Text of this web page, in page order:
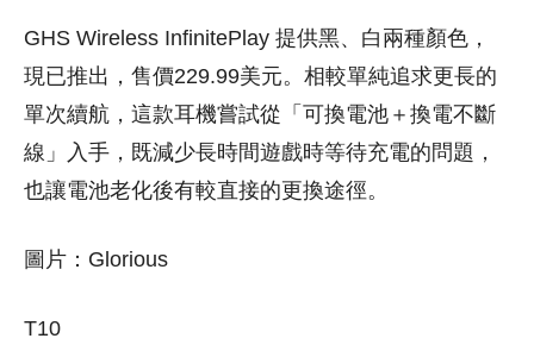
GHS Wireless InfinitePlay 提供黑、白兩種顏色，
現已推出，售價229.99美元。相較單純追求更長的
單次續航，這款耳機嘗試從「可換電池＋換電不斷
線」入手，既減少長時間遊戲時等待充電的問題，
也讓電池老化後有較直接的更換途徑。
圖片：Glorious
T10